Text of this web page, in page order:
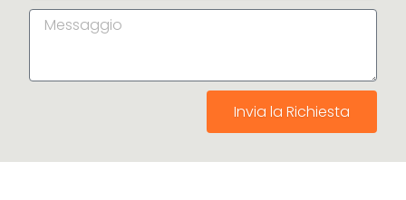
Invia la Richiesta